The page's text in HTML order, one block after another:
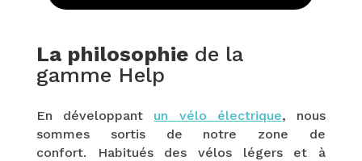
La philosophiede la
gamme Help
En développant un vélo électrique, nous
sommes sortis de notre zone de
confort. Habitués des vélos légers et à